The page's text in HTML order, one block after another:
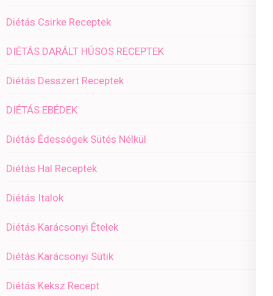
Diétás Csirke Receptek
DIÉTÁS DARÁLT HÚSOS RECEPTEK
Diétás Desszert Receptek
DIÉTÁS EBÉDEK
Diétás Édességek Sütés Nélkül
Diétás Hal Receptek
Diétás Italok
Diétás Karácsonyi Ételek
Diétás Karácsonyi Sütik
Diétás Keksz Recept